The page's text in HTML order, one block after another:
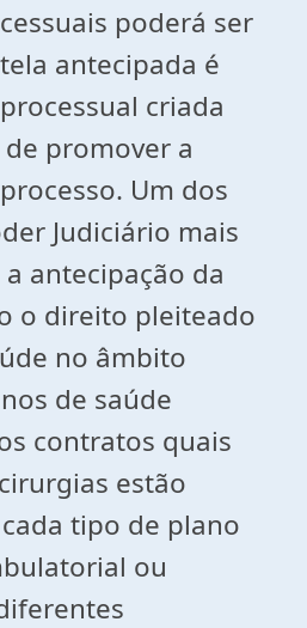
poderá ser
antecipada é
criada
promover a
Um dos
Judiciário mais
antecipação da
o direito pleiteado
no âmbito
de saúde
contratos quais
estão
tipo de plano
ou